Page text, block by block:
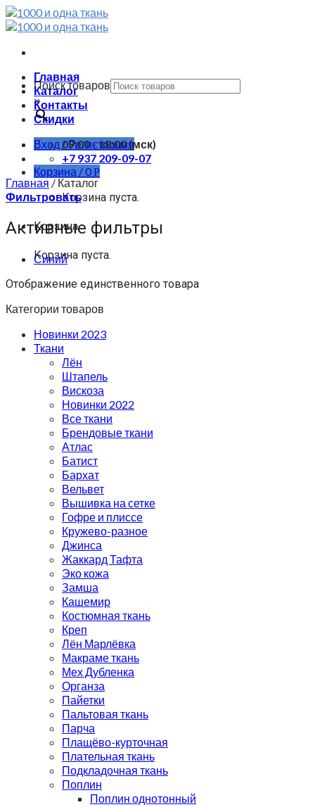
Skip
to
Главная
Каталог
Контакты
Скидки
Вход / Регистрация
Корзина /0Р
Корзина пуста.
Корзина
Корзина пуста.
Поиск товаров
×
09:00 - 18:00 (мск)
+7 937 209-09-07
Главная/Каталог
Фильтровать
Активные фильтры
Синий
Отображение единственного товара
Категории товаров
Новинки 2023
Ткани
Лён
Штапель
Вискоза
Новинки 2022
Все ткани
Брендовые ткани
Атлас
Батист
Бархат
Вельвет
Вышивка на сетке
Гофре и плиссе
Кружево-разное
Джинса
Жаккард Тафта
Эко кожа
Замша
Кашемир
Костюмная ткань
Креп
Лён Марлёвка
Макраме ткань
Мех Дубленка
Органза
Пайетки
Пальтовая ткань
Парча
Плащёво-курточная
Плательная ткань
Подкладочная ткань
Поплин
Поплин однотонный